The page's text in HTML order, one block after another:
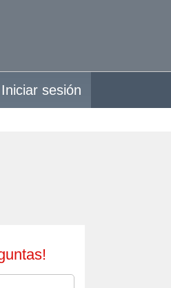
Iniciar sesión